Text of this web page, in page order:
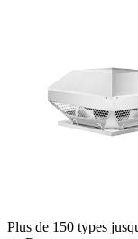
Plus de 150 types